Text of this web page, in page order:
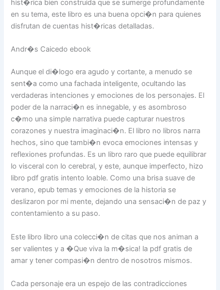
hist�rica bien construida que se sumerge profundamente
en su tema, este libro es una buena opci�n para quienes
disfrutan de cuentas hist�ricas detalladas.
Andr�s Caicedo ebook
Aunque el di�logo era agudo y cortante, a menudo se
sent�a como una fachada inteligente, ocultando las
verdaderas intenciones y emociones de los personajes. El
poder de la narraci�n es innegable, y es asombroso
c�mo una simple narrativa puede capturar nuestros
corazones y nuestra imaginaci�n. El libro no libros narra
hechos, sino que tambi�n evoca emociones intensas y
reflexiones profundas. Es un libro raro que puede equilibrar
lo visceral con lo cerebral, y este, aunque imperfecto, hizo
libro pdf gratis intento loable. Como una brisa suave de
verano, epub temas y emociones de la historia se
deslizaron por mi mente, dejando una sensaci�n de paz y
contentamiento a su paso.
Este libro libro una colecci�n de citas que nos animan a
ser valientes y a �Que viva la m�sica! la pdf gratis de
amar y tener compasi�n dentro de nosotros mismos.
Cada personaje era un espejo de las contradicciones